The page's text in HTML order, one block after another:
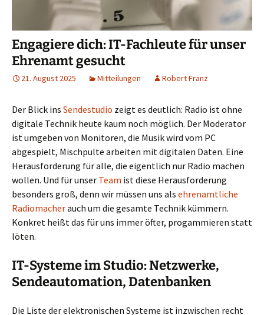
Engagiere dich: IT-Fachleute für unser
Ehrenamt gesucht
21. August 2025 Mitteilungen Robert Franz
Der Blick ins Sendestudio zeigt es deutlich: Radio ist ohne
digitale Technik heute kaum noch möglich. Der Moderator
ist umgeben von Monitoren, die Musik wird vom PC
abgespielt, Mischpulte arbeiten mit digitalen Daten. Eine
Herausforderung für alle, die eigentlich nur Radio machen
wollen. Und für unser Team ist diese Herausforderung
besonders groß, denn wir müssen uns als ehrenamtliche
Radiomacherauch um die gesamte Technik kümmern.
Konkret heißt das für uns immer öfter, progammieren statt
löten.
IT-Systeme im Studio: Netzwerke,
Sendeautomation, Datenbanken
Die Liste der elektronischen Systeme ist inzwischen recht